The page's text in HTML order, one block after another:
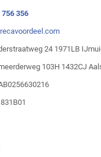
356
24 1971LB
103H 1432CJ